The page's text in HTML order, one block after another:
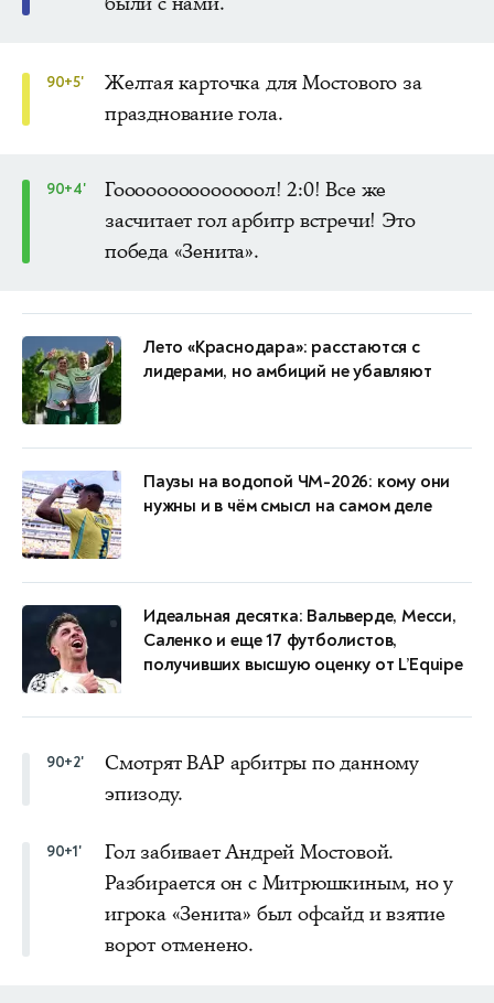
90+5'
Желтая карточка для Мостового за
празднование гола.
90+4'
Гоооооооооооооол! 2:0! Все же
засчитает гол арбитр встречи! Это
победа «Зенита».
Лето «Краснодара»: расстаются с
лидерами, но амбиций не убавляют
Паузы на водопой ЧМ-2026: кому они
нужны и в чём смысл на самом деле
Идеальная десятка: Вальверде, Месси,
Саленко и еще 17 футболистов,
получивших высшую оценку от L’Equipe
90+2'
Смотрят ВАР арбитры по данному
эпизоду.
90+1'
Гол забивает Андрей Мостовой.
Разбирается он с Митрюшкиным, но у
игрока «Зенита» был офсайд и взятие
ворот отменено.